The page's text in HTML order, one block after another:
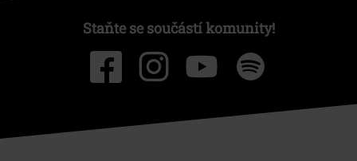
Staňte se součástí komunity!